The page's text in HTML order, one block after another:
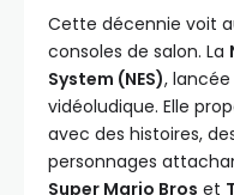
Cette décennie voit
consoles de salon. La
System (NES),
vidéoludique. Elle
avec des histoires,
personnages
Super Mario Bros et